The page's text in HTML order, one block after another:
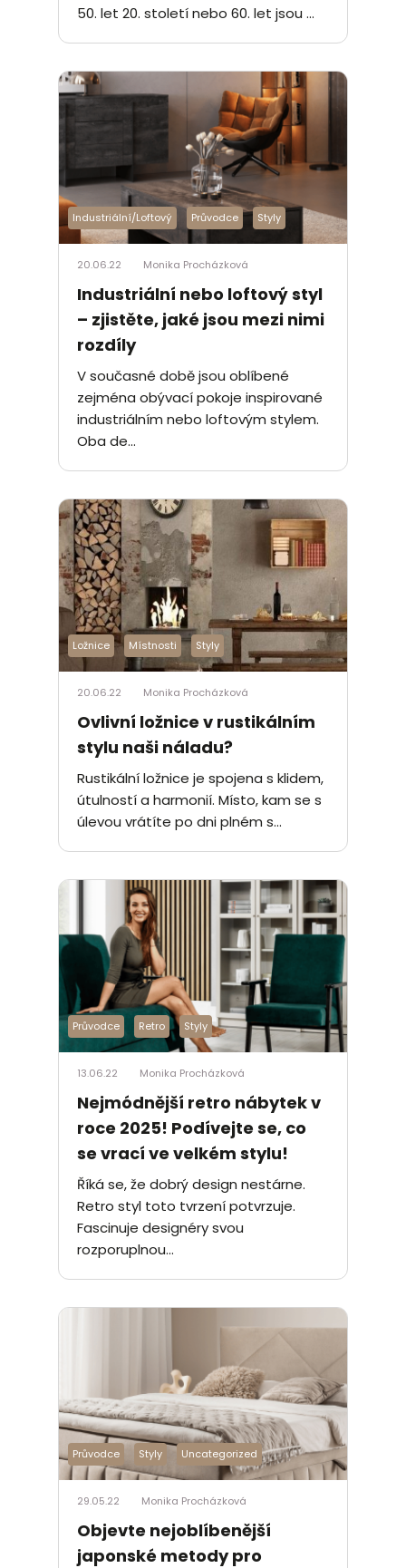
50. let 20. století nebo 60. let jsou ...
Industriální/Loftový Průvodce Styly
20.06.22 Monika Procházková
Industriální nebo loftový styl
– zjistěte, jaké jsou mezi nimi
rozdíly
V současné době jsou oblíbené
zejména obývací pokoje inspirované
industriálním nebo loftovým stylem.
Oba de...
Ložnice Místnosti Styly
20.06.22 Monika Procházková
Ovlivní ložnice v rustikálním
stylu naši náladu?
Rustikální ložnice je spojena s klidem,
útulností a harmonií. Místo, kam se s
úlevou vrátíte po dni plném s...
Průvodce Retro Styly
13.06.22 Monika Procházková
Nejmódnější retro nábytek v
roce 2025! Podívejte se, co
se vrací ve velkém stylu!
Říká se, že dobrý design nestárne.
Retro styl toto tvrzení potvrzuje.
Fascinuje designéry svou
rozporuplnou...
Průvodce Styly Uncategorized
29.05.22 Monika Procházková
Objevte nejoblíbenější
japonské metody pro